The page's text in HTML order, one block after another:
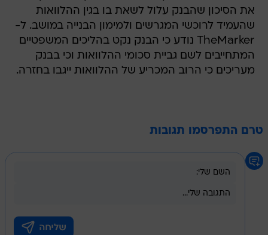
את הסיכון שהבנק עלול לשאת בו בגין ההלוואות
שהעמיד לרוכשי המגרשים ולמימון הבנייה במושב. ל-
TheMarker נודע כי הבנק נקט בהליכים המשפטיים
המתחייבים לשם גביית סכומי ההלוואות וכי בבנק
מעריכים כי הרוב המכריע של ההלוואות ייגבו בחזרה.
טרם התפרסמו תגובות